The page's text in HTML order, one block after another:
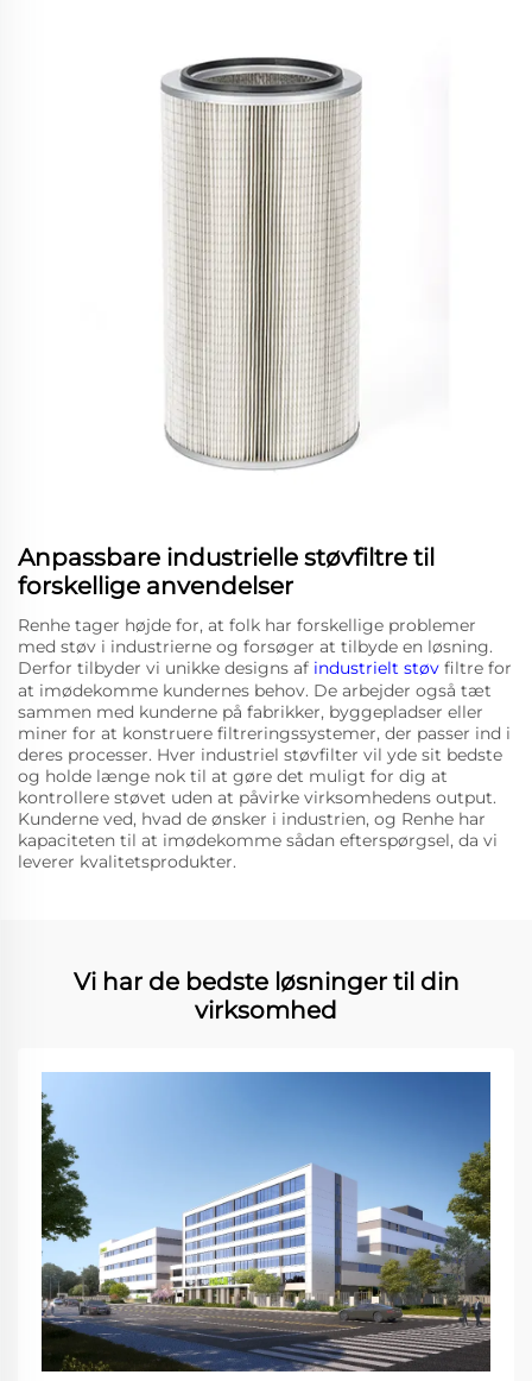
Anpassbare industrielle støvfiltre til
forskellige anvendelser
Renhe tager højde for, at folk har forskellige problemer
med støv i industrierne og forsøger at tilbyde en løsning.
Derfor tilbyder vi unikke designs af industrielt støv filtre for
at imødekomme kundernes behov. De arbejder også tæt
sammen med kunderne på fabrikker, byggepladser eller
miner for at konstruere filtreringssystemer, der passer ind i
deres processer. Hver industriel støvfilter vil yde sit bedste
og holde længe nok til at gøre det muligt for dig at
kontrollere støvet uden at påvirke virksomhedens output.
Kunderne ved, hvad de ønsker i industrien, og Renhe har
kapaciteten til at imødekomme sådan efterspørgsel, da vi
leverer kvalitetsprodukter.
Vi har de bedste løsninger til din
virksomhed